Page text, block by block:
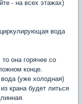
- на всех этажах)
вода
она горячее со
конце.
(уже холодная)
крана будет литься